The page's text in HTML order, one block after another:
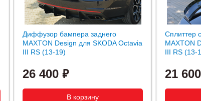
Диффузор бампера заднего
MAXTON Design для SKODA Octavia
III RS (13-19)
26 400
Сплиттер
MAXTON
III RS (13-
21 600